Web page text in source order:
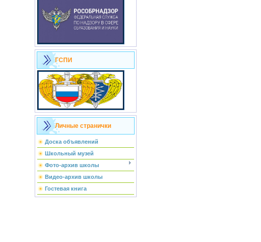
ГСПИ
Личные странички
Доска объявлений
Школьный музей
Фото-архив школы
Видео-архив школы
Гостевая книга